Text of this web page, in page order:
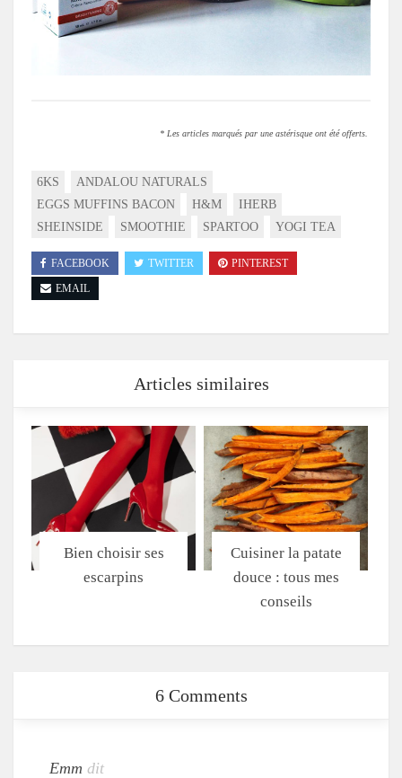
* Les articles marqués par une astérisque ont été offerts.
6KS
ANDALOU NATURALS
EGGS MUFFINS BACON
H&M
IHERB
SHEINSIDE
SMOOTHIE SPARTOO YOGI TEA
FACEBOOK TWITTER
PINTEREST
EMAIL
Articles similaires
Bien choisir ses
escarpins
Cuisiner la patate
douce : tous mes
conseils
6 Comments
Emm dit